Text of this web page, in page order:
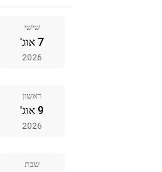
שישי
7 אוג'
2026
ראשון
9 אוג'
2026
שבת